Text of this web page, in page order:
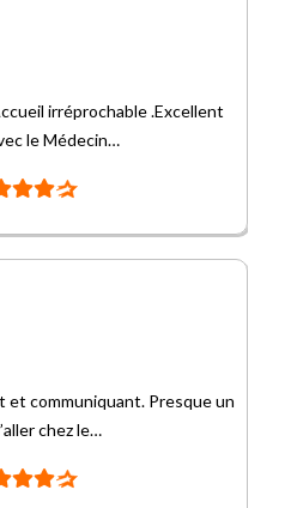
irréprochable .Excellent
le Médecin…
et communiquant. Presque un
chez le…